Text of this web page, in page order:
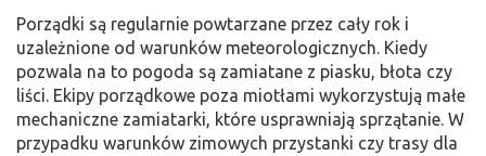
Porządki są regularnie powtarzane przez cały rok i
uzależnione od warunków meteorologicznych. Kiedy
pozwala na to pogoda są zamiatane z piasku, błota czy
liści. Ekipy porządkowe poza miotłami wykorzystują małe
mechaniczne zamiatarki, które usprawniają sprzątanie. W
przypadku warunków zimowych przystanki czy trasy dla